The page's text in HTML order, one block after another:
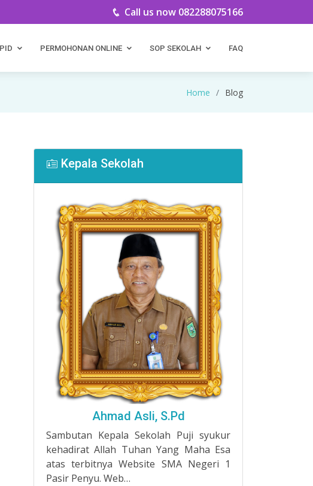
Call us now 082288075166
PERMOHONAN ONLINE SOP SEKOLAH FAQ
Home Blog
Kepala Sekolah
Ahmad Asli, S.Pd
Sambutan Kepala Sekolah Puji syukur
kehadirat Allah Tuhan Yang Maha Esa
atas terbitnya Website SMA Negeri 1
Pasir Penyu. Web…